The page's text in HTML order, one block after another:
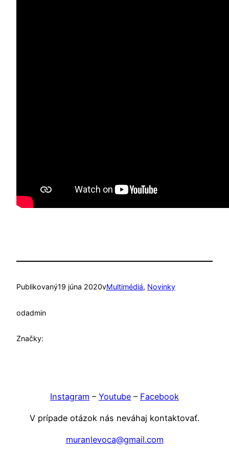
Publikovaný19 júna 2020vMultimédiá, Novinky
odadmin
Značky:
Instagram – Youtube – Facebook
V prípade otázok nás neváhaj kontaktovať.
muranlevoca@gmail.com